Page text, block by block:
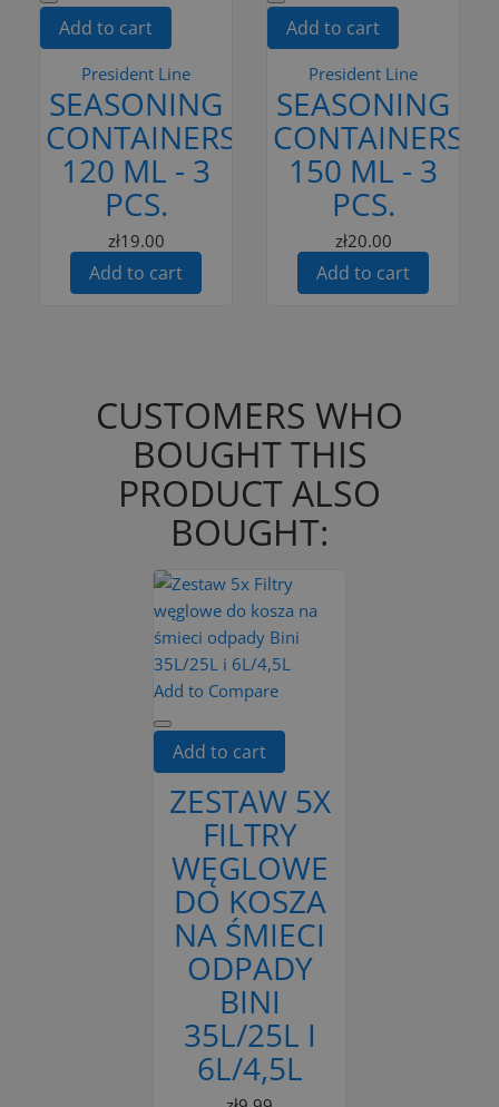
Add to cart
President Line
SEASONING
CONTAINERS
120 ML - 3
PCS.
zł19.00
Add to cart
Add to cart
President Line
SEASONING
CONTAINERS
150 ML - 3
PCS.
zł20.00
Add to cart
CUSTOMERS WHO
BOUGHT THIS
PRODUCT ALSO
BOUGHT:
Add to Compare
Add to cart
ZESTAW 5X
FILTRY
WĘGLOWE
DO KOSZA
NA ŚMIECI
ODPADY
BINI
35L/25L I
6L/4,5L